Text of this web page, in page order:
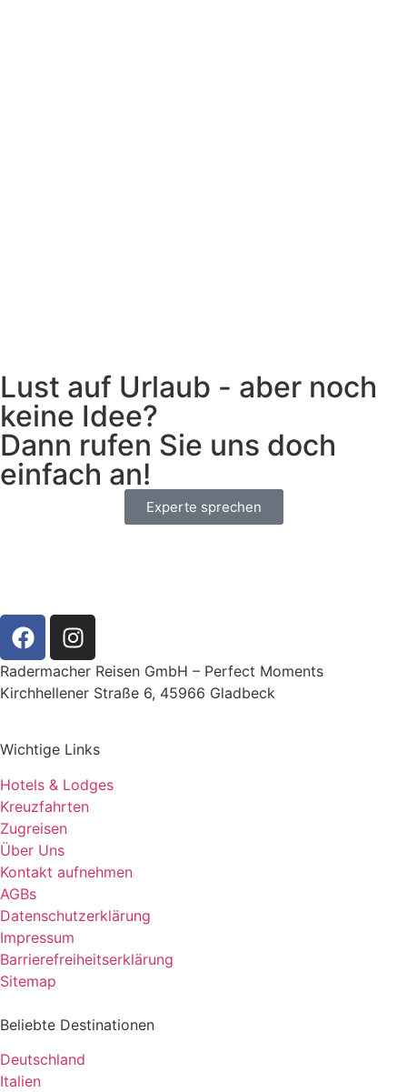
Lust auf Urlaub - aber noch
keine Idee?
Dann rufen Sie uns doch
einfach an!
Experte sprechen
Radermacher Reisen GmbH – Perfect Moments
Kirchhellener Straße 6, 45966 Gladbeck
Wichtige Links
Hotels & Lodges
Kreuzfahrten
Zugreisen
Über Uns
Kontakt aufnehmen
AGBs
Datenschutzerklärung
Impressum
Barrierefreiheitserklärung
Sitemap
Beliebte Destinationen
Deutschland
Italien